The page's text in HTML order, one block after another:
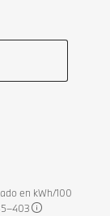
en kWh/100